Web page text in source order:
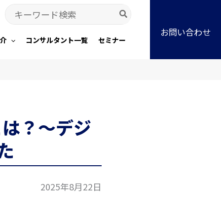
Search
for:
コンサルタント一覧 セミナー
お問い合わせ
？～デジ
2025年8月22日